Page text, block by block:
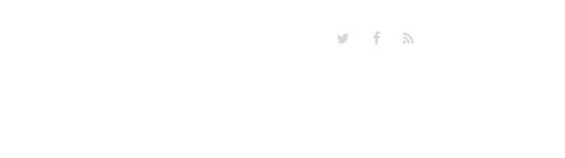
TwitterFacebook
RSS